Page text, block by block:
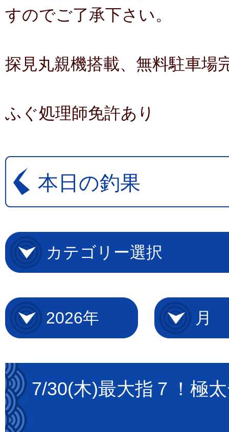
すのでご了承下さい。
探見丸親機搭載、無料駐車場
ふぐ処理師免許あり
本日の釣果
7/30(木)最大指７！極